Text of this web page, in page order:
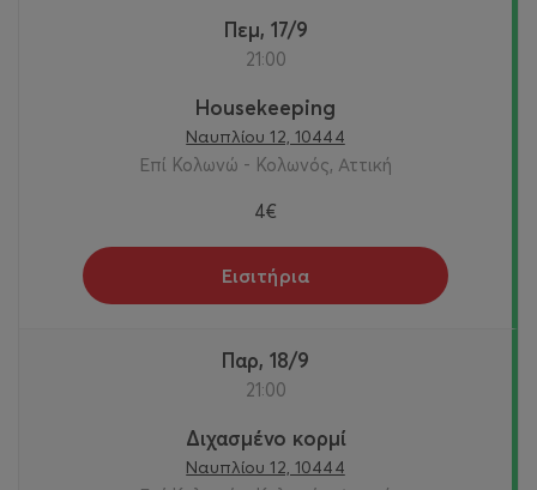
Πεμ, 17/9
21:00
Housekeeping
Ναυπλίου 12, 10444
Επί Κολωνώ - Κολωνός, Αττική
4€
Εισιτήρια
Παρ, 18/9
21:00
Διχασμένο κορμί
Ναυπλίου 12, 10444